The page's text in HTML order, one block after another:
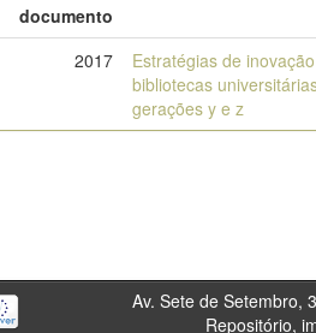
documento
2017
Estratégias de
bibliotecas
gerações y e z
Av. Sete de Setembro,
Repositório,